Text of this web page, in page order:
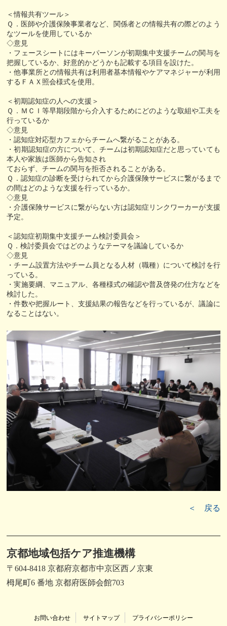
＜情報共有ツール＞
Ｑ．医師や介護保険事業者など、関係者との情報共有の際どのよう
なツールを使用しているか
◇意見
・フェースシートにはキーパーソンが初期集中支援チームの関与を
把握しているか、好意的かどうかも記載する項目を設けた。
・他事業所との情報共有は利用者基本情報やケアマネジャーが利用
するＦＡＸ照会様式を使用。
＜初期認知症の人への支援＞
Ｑ．ＭＣＩ等早期段階から介入するためにどのような取組や工夫を
行っているか
◇意見
・認知症対応型カフェからチームへ繋がることがある。
・初期認知症の方について、チームは初期認知症だと思っていても
本人や家族は医師から告知され
ておらず、チームの関与を拒否されることがある。
Ｑ．認知症の診断を受けられてから介護保険サービスに繋がるまで
の間はどのような支援を行っているか。
◇意見
・介護保険サービスに繋がらない方は認知症リンクワーカーが支援
予定。
＜認知症初期集中支援チーム検討委員会＞
Ｑ．検討委員会ではどのようなテーマを議論しているか
◇意見
・チーム設置方法やチーム員となる人材（職種）について検討を行
っている。
・実施要綱、マニュアル、各種様式の確認や普及啓発の仕方などを
検討した。
・件数や把握ルート、支援結果の報告などを行っているが、議論に
なることはない。
＜ 戻る
京都地域包括ケア推進機構
〒604-8418 京都府京都市中京区西ノ京東
栂尾町6 番地 京都府医師会館703
お問い合わせ サイトマップ プライバシーポリシー